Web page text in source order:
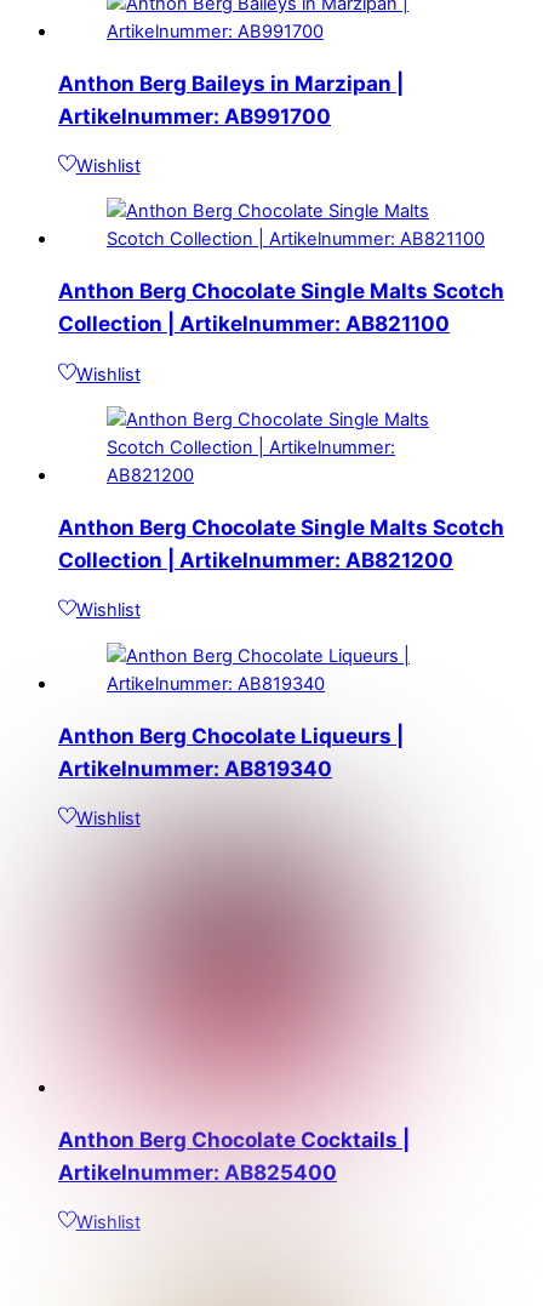
Anthon Berg Baileys in Marzipan |
Artikelnummer: AB991700
Wishlist
Anthon Berg Chocolate Single Malts Scotch
Collection | Artikelnummer: AB821100
Wishlist
Anthon Berg Chocolate Single Malts Scotch
Collection | Artikelnummer: AB821200
Wishlist
Anthon Berg Chocolate Liqueurs |
Artikelnummer: AB819340
Wishlist
Anthon Berg Chocolate Cocktails |
Artikelnummer: AB825400
Wishlist